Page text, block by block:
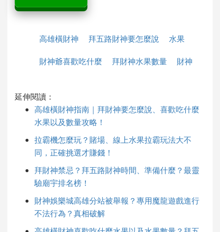
高雄橫財神 拜五路財神要怎麼說 水果
財神爺喜歡吃什麼 拜財神水果數量 財神
延伸閱讀：
高雄橫財神指南｜拜財神要怎麼說、喜歡吃什麼
水果以及數量攻略！
拉霸機怎麼玩？賭場、線上水果拉霸玩法大不
同，正確挑選才賺錢！
拜財神禁忌？拜五路財神時間、準備什麼？最靈
驗廟宇排名榜！
財神娛樂城高雄分站被舉報？專用魔龍遊戲進行
不法行為？真相破解